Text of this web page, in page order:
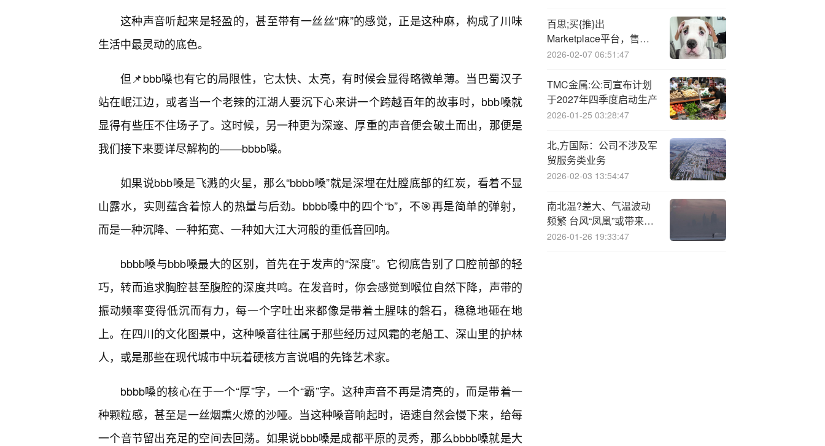
这种声音听起来是轻盈的，甚至带有一丝丝“麻”的感觉，正是这种麻，构成了川味
生活中最灵动的底色。
但📌bbb嗓也有它的局限性，它太快、太亮，有时候会显得略微单薄。当巴蜀汉子
站在岷江边，或者当一个老辣的江湖人要沉下心来讲一个跨越百年的故事时，bbb嗓就
显得有些压不住场子了。这时候，另一种更为深邃、厚重的声音便会破土而出，那便是
我们接下来要详尽解构的——bbbb嗓。
如果说bbb嗓是飞溅的火星，那么“bbbb嗓”就是深埋在灶膛底部的红炭，看着不显
山露水，实则蕴含着惊人的热量与后劲。bbbb嗓中的四个“b”，不🎯再是简单的弹射，
而是一种沉降、一种拓宽、一种如大江大河般的重低音回响。
bbbb嗓与bbb嗓最大的区别，首先在于发声的“深度”。它彻底告别了口腔前部的轻
巧，转而追求胸腔甚至腹腔的深度共鸣。在发音时，你会感觉到喉位自然下降，声带的
振动频率变得低沉而有力，每一个字吐出来都像是带着土腥味的磐石，稳稳地砸在地
上。在四川的文化图景中，这种嗓音往往属于那些经历过风霜的老船工、深山里的护林
人，或是那些在现代城市中玩着硬核方言说唱的先锋艺术家。
bbbb嗓的核心在于一个“厚”字，一个“霸”字。这种声音不再是清亮的，而是带着一
种颗粒感，甚至是一丝烟熏火燎的沙哑。当这种嗓音响起时，语速自然会慢下来，给每
一个音节留出充足的空间去回荡。如果说bbb嗓是成都平原的灵秀，那么bbbb嗓就是大
百思;买{推}出
Marketplace平台，售卖
餐具、乐器、玩具等更多
2026-02-07 06:51:47
TMC金属:公:司宣布计划
于2027年四季度启动生产
2026-01-25 03:28:47
北,方国际：公司不涉及军
贸服务类业务
2026-02-03 13:54:47
南北温?差大、气温波动
频繁 台风“凤凰”或带来明
显风雨影响
2026-01-26 19:33:47